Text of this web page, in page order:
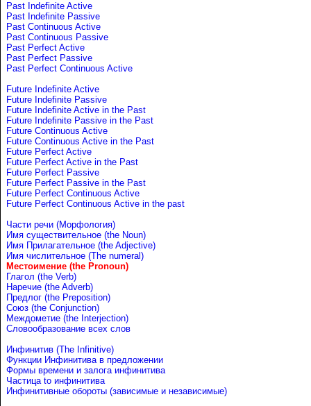
Past Indefinite Active
Past Indefinite Passive
Past Continuous Active
Past Continuous Passive
Past Perfect Active
Past Perfect Passive
Past Perfect Continuous Active
Future Indefinite Active
Future Indefinite Passive
Future Indefinite Active in the Past
Future Indefinite Passive in the Past
Future Continuous Active
Future Continuous Active in the Past
Future Perfect Active
Future Perfect Active in the Past
Future Perfect Passive
Future Perfect Passive in the Past
Future Perfect Continuous Active
Future Perfect Continuous Active in the past
Части речи (Морфология)
Имя существительное (the Noun)
Имя Прилагательное (the Adjective)
Имя числительное (The numeral)
Местоимение (the Pronoun)
Глагол (the Verb)
Наречие (the Adverb)
Предлог (the Preposition)
Союз (the Conjunction)
Междометие (the Interjection)
Словообразование всех слов
Инфинитив (The Infinitive)
Функции Инфинитива в предложении
Формы времени и залога инфинитива
Частица to инфинитива
Инфинитивные обороты (зависимые и независимые)